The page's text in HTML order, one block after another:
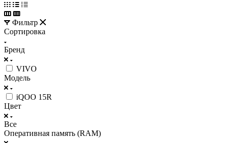
Фильтр
Сортировка
Бренд
VIVO
Модель
iQOO 15R
Цвет
Все
Оперативная память (RAM)